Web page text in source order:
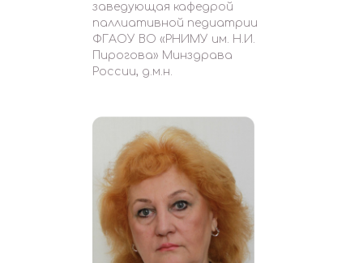
заведующая кафедрой
паллиативной педиатрии
ФГАОУ ВО «РНИМУ им. Н.И.
Пирогова» Минздрава
России, д.м.н.